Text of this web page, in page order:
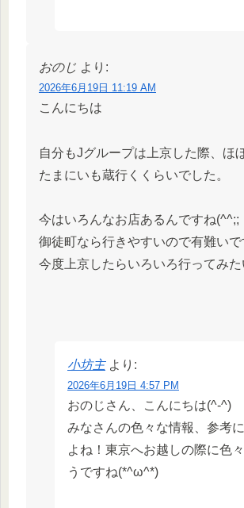
おのじ より:
2026年6月19日 11:19 AM
こんにちは
自分もJグループは上京した際、ほ
たまにいも蔵行くくらいでした。
今はいろんなお店あるんですね(^^;;
御徒町なら行きやすいので有難いで
今度上京したらいろいろ行ってみ
小坊主 より:
2026年6月19日 4:57 PM
おのじさん、こんにちは(^-^)
みなさんの色々な情報、参考
よね！東京へお越しの際に色
うですね(*^ω^*)